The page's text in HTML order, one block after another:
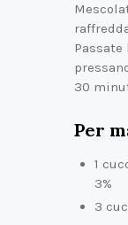
30
Per
1
3%
3